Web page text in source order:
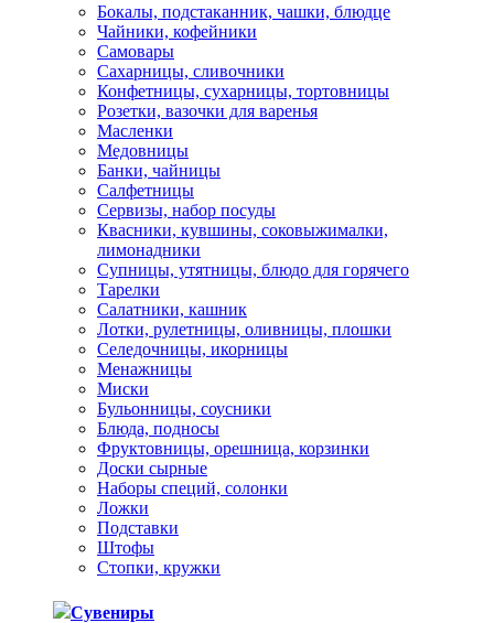
Бокалы, подстаканник, чашки, блюдце
Чайники, кофейники
Самовары
Сахарницы, сливочники
Конфетницы, сухарницы, тортовницы
Розетки, вазочки для варенья
Масленки
Медовницы
Банки, чайницы
Салфетницы
Сервизы, набор посуды
Квасники, кувшины, соковыжималки,
лимонадники
Супницы, утятницы, блюдо для горячего
Тарелки
Салатники, кашник
Лотки, рулетницы, оливницы, плошки
Селедочницы, икорницы
Менажницы
Миски
Бульонницы, соусники
Блюда, подносы
Фруктовницы, орешница, корзинки
Доски сырные
Наборы специй, солонки
Ложки
Подставки
Штофы
Стопки, кружки
Сувениры